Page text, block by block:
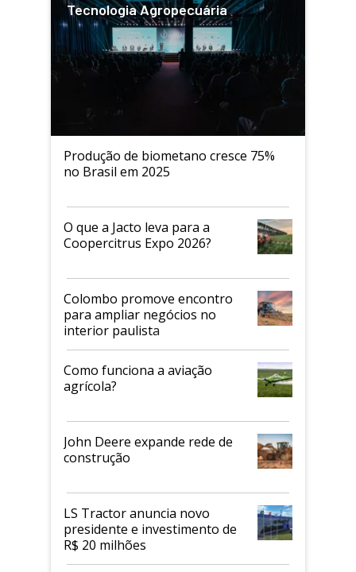
Tecnologia Agropecuária
Produção de biometano cresce 75%
no Brasil em 2025
O que a Jacto leva para a
Coopercitrus Expo 2026?
Colombo promove encontro
para ampliar negócios no
interior paulista
Como funciona a aviação
agrícola?
John Deere expande rede de
construção
LS Tractor anuncia novo
presidente e investimento de
R$ 20 milhões